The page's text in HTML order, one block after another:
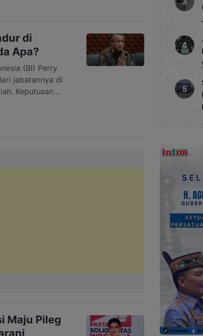
mulai dari
hingga […]
di
Apa?
(BI) Perry
jabatannya di
Keputusan
surat
Subianto.
Hadi
Maju Pileg